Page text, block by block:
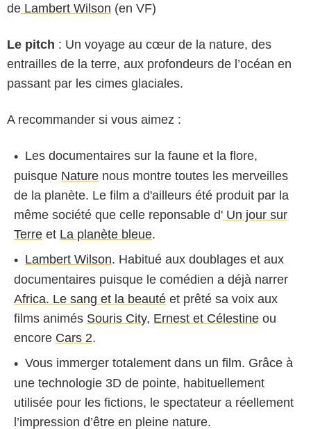
de Lambert Wilson (en VF)
Le pitch : Un voyage au cœur de la nature, des
entrailles de la terre, aux profondeurs de l’océan en
passant par les cimes glaciales.
A recommander si vous aimez :
Les documentaires sur la faune et la flore,
puisque Nature nous montre toutes les merveilles
de la planète. Le film a d'ailleurs été produit par la
même société que celle reponsable d' Un jour sur
Terre et La planète bleue.
Lambert Wilson. Habitué aux doublages et aux
documentaires puisque le comédien a déjà narrer
Africa. Le sang et la beauté et prêté sa voix aux
films animés Souris City, Ernest et Célestine ou
encore Cars 2.
Vous immerger totalement dans un film. Grâce à
une technologie 3D de pointe, habituellement
utilisée pour les fictions, le spectateur a réellement
l’impression d’être en pleine nature.